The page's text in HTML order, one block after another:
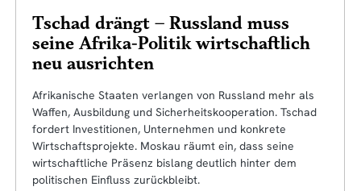
Tschad drängt – Russland muss
seine Afrika-Politik wirtschaftlich
neu ausrichten
Afrikanische Staaten verlangen von Russland mehr als
Waffen, Ausbildung und Sicherheitskooperation. Tschad
fordert Investitionen, Unternehmen und konkrete
Wirtschaftsprojekte. Moskau räumt ein, dass seine
wirtschaftliche Präsenz bislang deutlich hinter dem
politischen Einfluss zurückbleibt.